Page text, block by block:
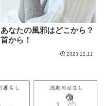
あなたの風邪はどこから？
首から！
2023.12.11